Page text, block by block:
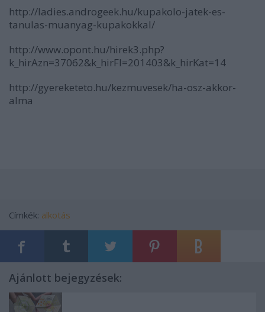
http://ladies.androgeek.hu/kupakolo-jatek-es-
tanulas-muanyag-kupakokkal/
http://www.opont.hu/hirek3.php?
k_hirAzn=37062&k_hirFl=201403&k_hirKat=14
http://gyereketeto.hu/kezmuvesek/ha-osz-akkor-
alma
Címkék: alkotás
Ajánlott bejegyzések: